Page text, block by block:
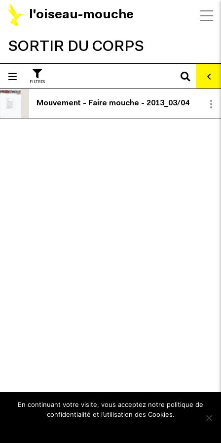
l'oiseau-mouche
SORTIR DU CORPS
FILTRES
Mouvement - Faire mouche - 2013_03/04
En continuant votre visite, vous acceptez notre politique de
confidentialité et l’utilisation des Cookies.